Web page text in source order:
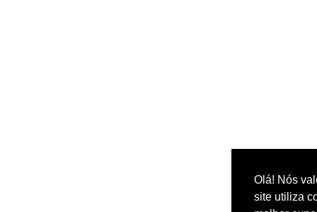
Olá! Nós
site utiliza